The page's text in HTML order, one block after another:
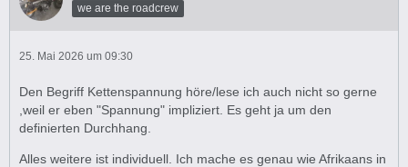
we are the roadcrew
25. Mai 2026 um 09:30
Den Begriff Kettenspannung höre/lese ich auch nicht so gerne
,weil er eben "Spannung" impliziert. Es geht ja um den
definierten Durchhang.
Alles weitere ist individuell. Ich mache es genau wie Afrikaans in